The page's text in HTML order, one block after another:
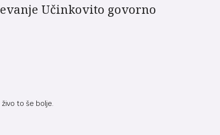
Učinkovito govorno
to še bolje.